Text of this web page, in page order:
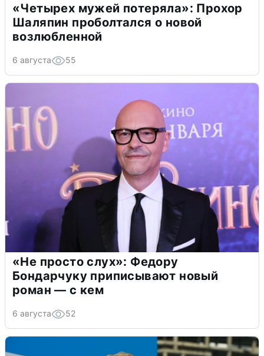
«Четырех мужей потеряла»: Прохор
Шаляпин проболтался о новой
возлюбленной
6 августа 55
«Не просто слух»: Федору
Бондарчуку приписывают новый
роман — с кем
6 августа 52